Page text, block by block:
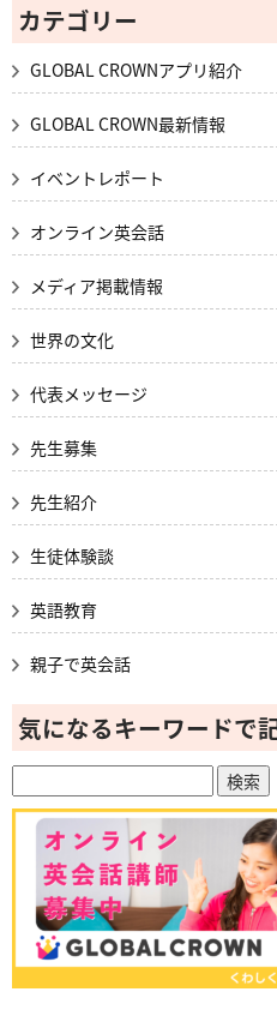
カテゴリー
GLOBAL CROWNアプリ紹介
GLOBAL CROWN最新情報
イベントレポート
オンライン英会話
メディア掲載情報
世界の文化
代表メッセージ
先生募集
先生紹介
生徒体験談
英語教育
親子で英会話
気になるキーワードで